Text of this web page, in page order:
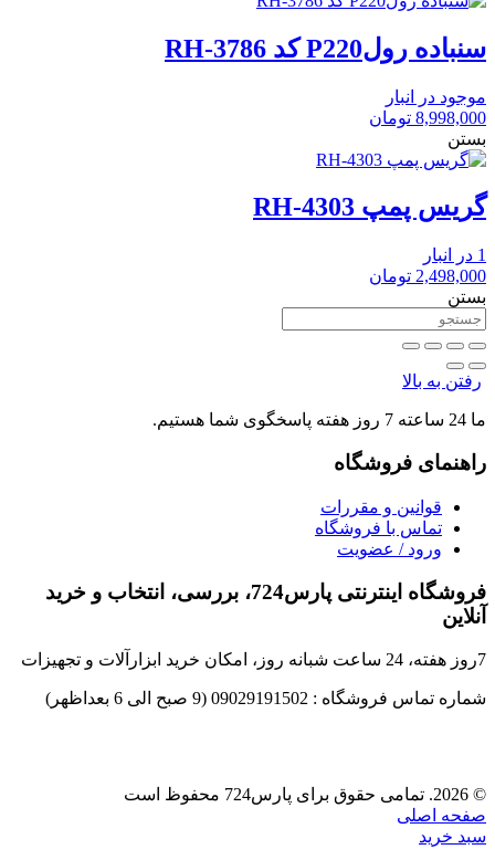
سنباده رولP220 کد RH-3786
موجود در انبار
8,998,000 تومان
بستن
گریس پمپ RH-4303
1 در انبار
2,498,000 تومان
بستن
رفتن به بالا
ما 24 ساعته 7 روز هفته پاسخگوی شما هستیم.
راهنمای فروشگاه
قوانین و مقررات
تماس با فروشگاه
ورود / عضویت
فروشگاه اینترنتی پارس724، بررسی، انتخاب و خرید
آنلاین
7روز هفته، 24 ساعت شبانه روز، امکان خرید ابزارآلات و تجهیزات
شماره تماس فروشگاه : 09029191502 (9 صبح الی 6 بعداظهر)
© 2026. تمامی حقوق برای پارس724 محفوظ است
صفحه اصلی
سبد خرید